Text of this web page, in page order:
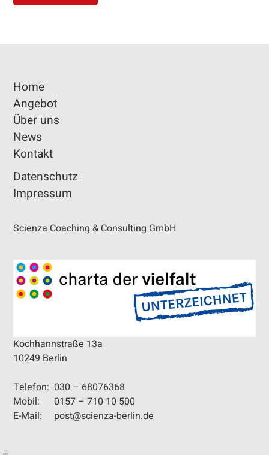
Home
Angebot
Über uns
News
Kontakt
Datenschutz
Impressum
Scienza Coaching & Consulting GmbH
Kochhannstraße 13a
10249 Berlin
Telefon: 030 – 68076368
Mobil:
0157 – 710 10 500
E-Mail:
post@scienza-berlin.de